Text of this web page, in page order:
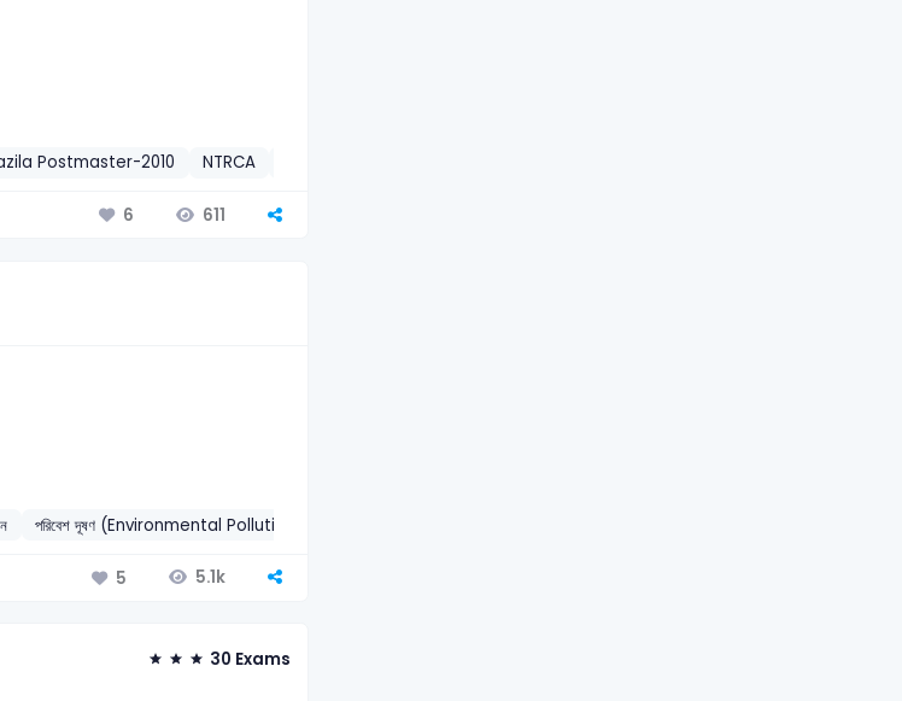
Postmaster-2010 NTRCA
6 611
পরিবেশ দূষণ (Environmental Pollution)
5 5.1k
30 Exams